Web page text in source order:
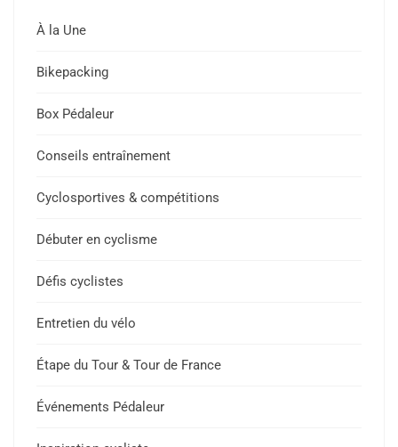
À la Une
Bikepacking
Box Pédaleur
Conseils entraînement
Cyclosportives & compétitions
Débuter en cyclisme
Défis cyclistes
Entretien du vélo
Étape du Tour & Tour de France
Événements Pédaleur